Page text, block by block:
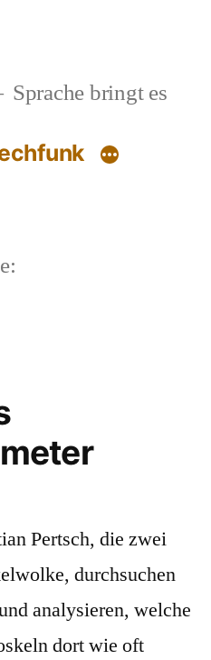
Sprache bringt es
Pertsch, die zwei
durchsuchen
analysieren, welche
dort wie oft